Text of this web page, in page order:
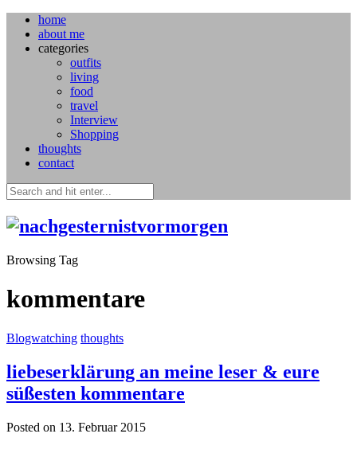
home
about me
categories
outfits
living
food
travel
Interview
Shopping
thoughts
contact
Browsing Tag
kommentare
Blogwatching thoughts
liebeserklärung an meine leser & eure
süßesten kommentare
Posted on 13. Februar 2015